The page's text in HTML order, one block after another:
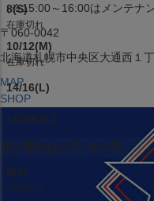
（※15:00～16:00はメンテナ
〒060-0042
北海道札幌市中央区大通西１
MAP
SHOP
8(S)
在庫切れ
10/12(M)
在庫切れ
14/16(L)
18/20(XL)
取り寄せ(1ヶ月～2ヶ月)
8(S)
在庫切れ